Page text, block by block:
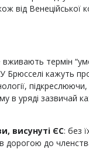
від Венеційської
термін
кажуть про
в уряді зазвичай
висунуті ЄС: без
дорогою до